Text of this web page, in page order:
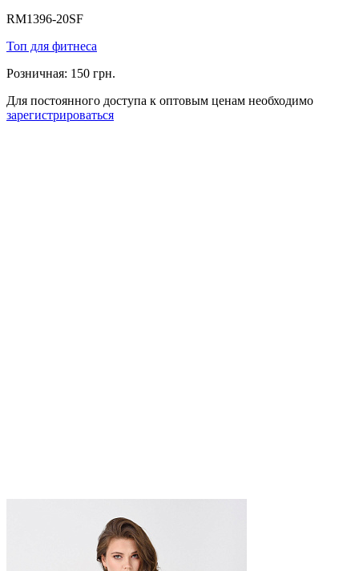
RM1396-20SF
Топ для фитнеса
Розничная: 150 грн.
Для постоянного доступа к оптовым ценам необходимо
зарегистрироваться